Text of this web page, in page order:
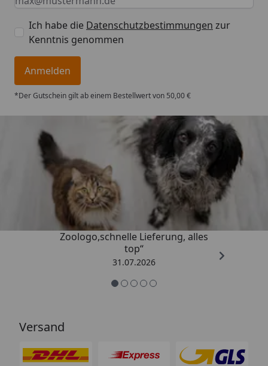
Ich habe die Datenschutzbestimmungen zur
Kenntnis genommen
Anmelden
*Der Gutschein gilt ab einem Bestellwert von 50,00 €
Trusted Shops
4,73/ 5
„Gute Erfahrung mit
Zoologo,schnelle Lieferung, alles
top“
31.07.2026
Versand